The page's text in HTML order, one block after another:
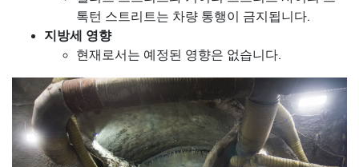
톡턴 스트리트는 차량 통행이 금지됩니다.
지방세 영향
현재로서는 예정된 영향은 없습니다.